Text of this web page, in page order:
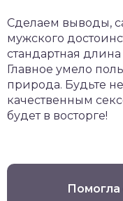
Сделаем выводы,
мужского
стандартная длина
Главное умело
природа. Будьте
качественным
будет в восторге!